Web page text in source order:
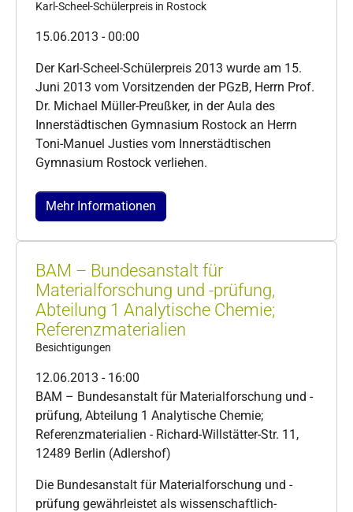
Karl-Scheel-Schülerpreis in Rostock
15.06.2013 - 00:00
Der Karl-Scheel-Schülerpreis 2013 wurde am 15.
Juni 2013 vom Vorsitzenden der PGzB, Herrn Prof.
Dr. Michael Müller-Preußker, in der Aula des
Innerstädtischen Gymnasium Rostock an Herrn
Toni-Manuel Justies vom Innerstädtischen
Gymnasium Rostock verliehen.
Mehr Informationen
BAM – Bundesanstalt für
Materialforschung und -prüfung,
Abteilung 1 Analytische Chemie;
Referenzmaterialien
Besichtigungen
12.06.2013 - 16:00
BAM – Bundesanstalt für Materialforschung und -
prüfung, Abteilung 1 Analytische Chemie;
Referenzmaterialien - Richard-Willstätter-Str. 11,
12489 Berlin (Adlershof)
Die Bundesanstalt für Materialforschung und -
prüfung gewährleistet als wissenschaftlich-